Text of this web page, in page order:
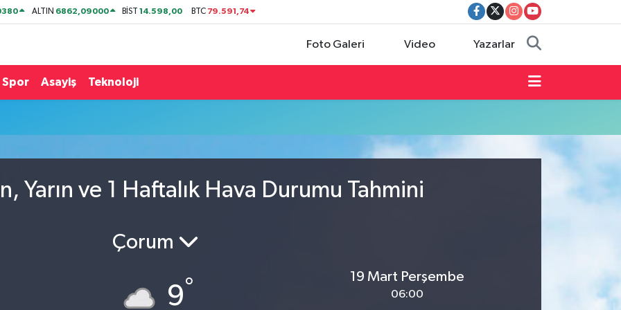
ALTIN 6862,09000 BİST14.598,00 BTC 79.591,74
Foto Galeri Video Yazarlar
Spor Asayiş Teknoloji
Yarın ve 1 Haftalık Hava Durumu Tahmini
Çorum
9°
19 Mart Perşembe
06:00